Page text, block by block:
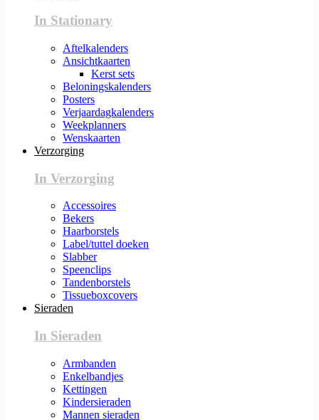
In Stationary
Aftelkalenders
Ansichtkaarten
Kerst sets
Beloningskalenders
Posters
Verjaardagkalenders
Weekplanners
Wenskaarten
Verzorging
In Verzorging
Accessoires
Bekers
Haarborstels
Label/tuttel doeken
Slabber
Speenclips
Tandenborstels
Tissueboxcovers
Sieraden
In Sieraden
Armbanden
Enkelbandjes
Kettingen
Kindersieraden
Mannen sieraden